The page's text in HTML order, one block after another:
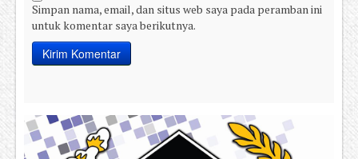
Simpan nama, email, dan situs web saya pada peramban ini
untuk komentar saya berikutnya.